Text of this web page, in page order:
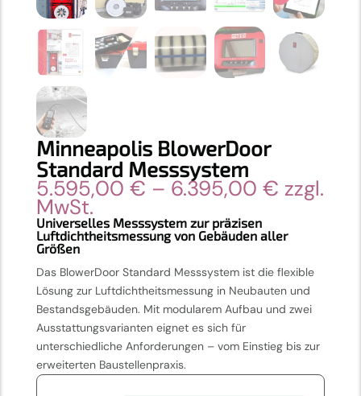
Minneapolis BlowerDoor
Standard Messsystem
5.595,00 € – 6.395,00 € zzgl.
MwSt.
Universelles Messsystem zur präzisen
Luftdichtheitsmessung von Gebäuden aller
Größen
Das BlowerDoor Standard Messsystem ist die flexible
Lösung zur Luftdichtheitsmessung in Neubauten und
Bestandsgebäuden. Mit modularem Aufbau und zwei
Ausstattungsvarianten eignet es sich für
unterschiedliche Anforderungen – vom Einstieg bis zur
erweiterten Baustellenpraxis.